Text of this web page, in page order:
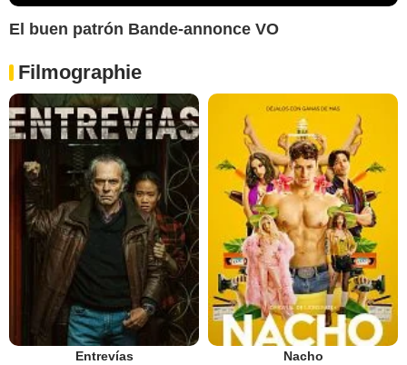
El buen patrón Bande-annonce VO
Filmographie
Entrevías Nacho